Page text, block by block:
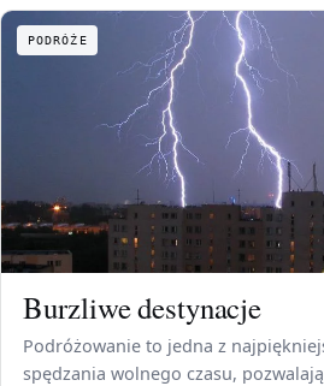
PODRÓŻE
Burzliwe destynacje
Podróżowanie to jedna z
spędzania wolnego czasu,